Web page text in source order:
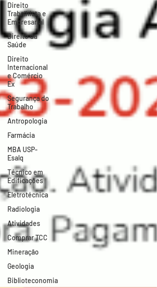
Direito
Trabalhista e
Empresarial
Direito da
Saúde
Direito
Internacional
e Comércio
Ex
Segurança do
Trabalho
Antropologia
Farmácia
MBA USP-
Esalq
Técnico em
Edificações
Eletrotécnica
Radiologia
Atividades
Comprar TCC
Mineração
Geologia
Biblioteconomia